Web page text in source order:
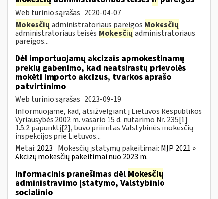
Web turinio sąrašas 2020-04-07
Mokesčių administratoriaus pareigos Mokesčių
administratoriaus teisės Mokesčių administratoriaus
pareigos...
Dėl importuojamų akcizais apmokestinamų
prekių gabenimo, kad neatsirastų prievolės
mokėti importo akcizus, tvarkos aprašo
patvirtinimo
Web turinio sąrašas 2023-09-19
Informuojame, kad, atsižvelgiant į Lietuvos Respublikos
Vyriausybės 2002 m. vasario 15 d. nutarimo Nr. 235[1]
1.5.2 papunktį[2], buvo priimtas Valstybinės mokesčių
inspekcijos prie Lietuvos...
Metai: 2023 Mokesčių įstatymų pakeitimai: MĮP 2021 »
Akcizų mokesčių pakeitimai nuo 2023 m.
Informacinis pranešimas dėl Mokesčių
administravimo įstatymo, Valstybinio
socialinio